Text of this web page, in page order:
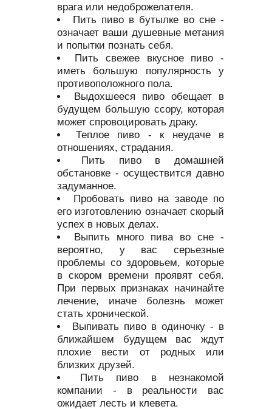
врага или недоброжелателя.
Пить пиво в бутылке во сне -
означает ваши душевные метания
и попытки познать себя.
Пить свежее вкусное пиво -
иметь большую популярность у
противоположного пола.
Выдохшееся пиво обещает в
будущем большую ссору, которая
может спровоцировать драку.
Теплое пиво - к неудаче в
отношениях, страдания.
Пить пиво в домашней
обстановке - осуществится давно
задуманное.
Пробовать пиво на заводе по
его изготовлению означает скорый
успех в новых делах.
Выпить много пива во сне -
вероятно, у вас серьезные
проблемы со здоровьем, которые
в скором времени проявят себя.
При первых признаках начинайте
лечение, иначе болезнь может
стать хронической.
Выпивать пиво в одиночку - в
ближайшем будущем вас ждут
плохие вести от родных или
близких друзей.
Пить пиво в незнакомой
компании - в реальности вас
ожидает лесть и клевета.